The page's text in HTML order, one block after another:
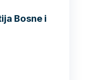
Bosne i